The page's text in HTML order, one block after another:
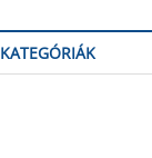
KATEGÓRIÁK